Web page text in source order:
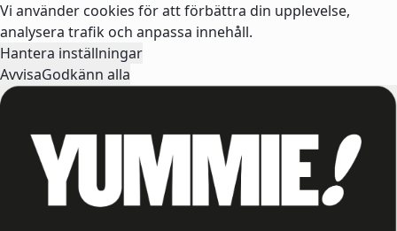
Vi använder cookies för att förbättra din upplevelse,
analysera trafik och anpassa innehåll.
Hantera inställningar
AvvisaGodkänn alla